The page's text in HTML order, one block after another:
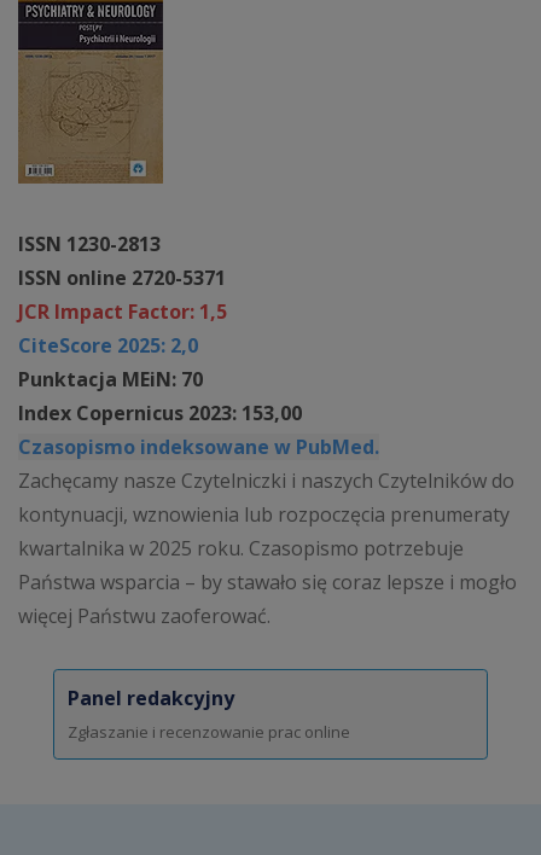
ISSN 1230-2813
ISSN online 2720-5371
JCR Impact Factor: 1,5
CiteScore 2025: 2,0
Punktacja MEiN: 70
Index Copernicus 2023: 153,00
Czasopismo indeksowane w PubMed.
Zachęcamy nasze Czytelniczki i naszych Czytelników do
kontynuacji, wznowienia lub rozpoczęcia prenumeraty
kwartalnika w 2025 roku. Czasopismo potrzebuje
Państwa wsparcia – by stawało się coraz lepsze i mogło
więcej Państwu zaoferować.
Panel redakcyjny
Zgłaszanie i recenzowanie prac online